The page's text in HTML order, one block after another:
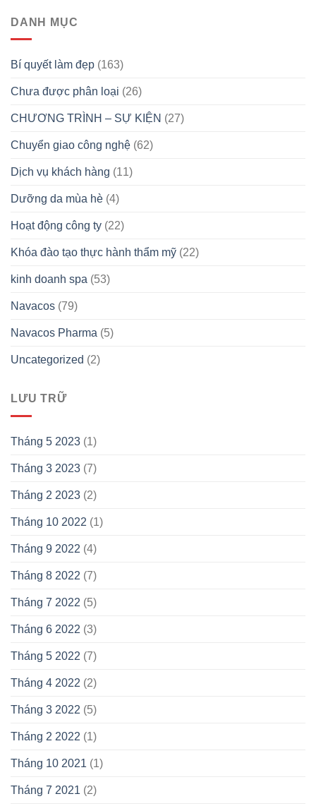
DANH MỤC
Bí quyết làm đẹp (163)
Chưa được phân loại (26)
CHƯƠNG TRÌNH – SỰ KIỆN (27)
Chuyển giao công nghệ (62)
Dịch vụ khách hàng (11)
Dưỡng da mùa hè (4)
Hoạt động công ty (22)
Khóa đào tạo thực hành thẩm mỹ (22)
kinh doanh spa (53)
Navacos (79)
Navacos Pharma (5)
Uncategorized (2)
LƯU TRỮ
Tháng 5 2023 (1)
Tháng 3 2023 (7)
Tháng 2 2023 (2)
Tháng 10 2022 (1)
Tháng 9 2022 (4)
Tháng 8 2022 (7)
Tháng 7 2022 (5)
Tháng 6 2022 (3)
Tháng 5 2022 (7)
Tháng 4 2022 (2)
Tháng 3 2022 (5)
Tháng 2 2022 (1)
Tháng 10 2021 (1)
Tháng 7 2021 (2)